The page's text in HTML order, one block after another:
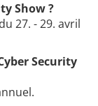
Show ?
27. - 29. avril
Security